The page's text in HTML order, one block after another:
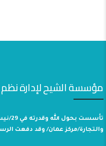
مؤسسة الشيح لإدارة نظم
والتجارة/مركز عمان/ وقد دفعت